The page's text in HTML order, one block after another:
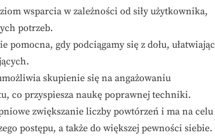
wsparcia w zależności od siły użytkownika,
potrzeb.
pomocna, gdy podciągamy się z dołu, ułatwiając
skupienie się na angażowaniu
co przyspiesza naukę poprawnej techniki.
zwiększanie liczby powtórzeń i ma na celu
postępu, a także do większej pewności siebie.